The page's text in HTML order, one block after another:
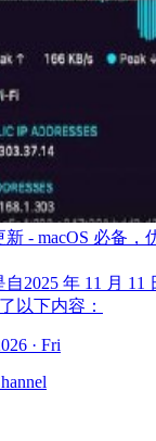
新 - macOS 必备
自2025 年 11 月
以下内容：
· Fri